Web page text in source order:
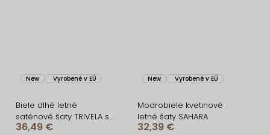
New Vyrobené v EÚ
Biele dlhé letné
saténové šaty TRIVELA s
bodkami
36,49 €
New Vyrobené v EÚ
Modrobiele kvetinové
letné šaty SAHARA
32,39 €